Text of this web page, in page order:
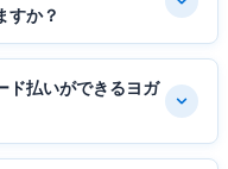
すか？
ド払いができるヨガ